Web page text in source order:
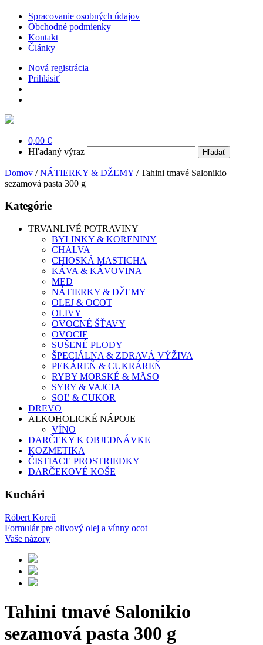
Spracovanie osobných údajov
Obchodné podmienky
Kontakt
Články
Nová registrácia
Prihlásiť
0,00 €
Hľadaný výraz
Domov / NÁTIERKY & DŽEMY /Tahini tmavé Salonikio
sezamová pasta 300 g
Kategórie
TRVANLIVÉ POTRAVINY
BYLINKY & KORENINY
CHALVA
CHIOSKÁ MASTICHA
KÁVA & KÁVOVINA
MED
NÁTIERKY & DŽEMY
OLEJ & OCOT
OLIVY
OVOCNÉ ŠŤAVY
OVOCIE
SUŠENÉ PLODY
ŠPECIÁLNA & ZDRAVÁ VÝŽIVA
PEKÁREŇ & CUKRÁREŇ
RYBY MORSKÉ & MÄSO
SYRY & VAJCIA
SOĽ & CUKOR
DREVO
ALKOHOLICKÉ NÁPOJE
VÍNO
DARČEKY K OBJEDNÁVKE
KOZMETIKA
ČISTIACE PROSTRIEDKY
DARČEKOVÉ KOŠE
Kuchári
Róbert Koreň
Formulár pre olivový olej a vínny ocot
Vaše názory
Tahini tmavé Salonikio
sezamová pasta 300 g